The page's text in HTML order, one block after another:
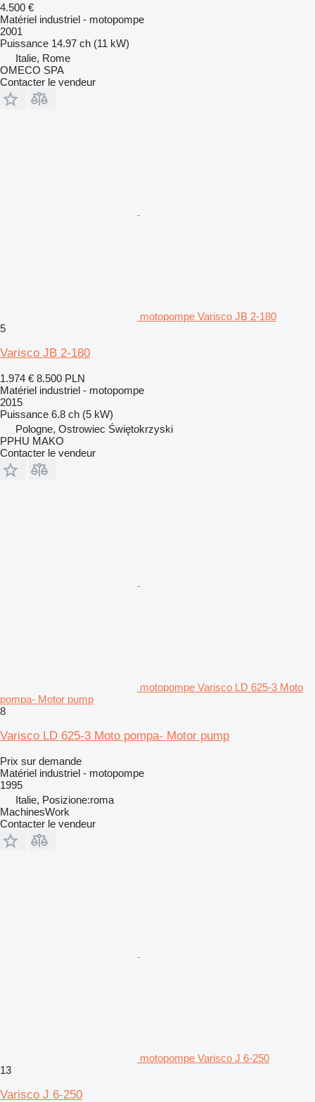
4.500 €
Matériel industriel - motopompe
2001
Puissance 14.97 ch (11 kW)
Italie, Rome
OMECO SPA
Contacter le vendeur
motopompe Varisco JB 2-180
5
Varisco JB 2-180
1.974 € 8.500 PLN
Matériel industriel - motopompe
2015
Puissance 6.8 ch (5 kW)
Pologne, Ostrowiec Świętokrzyski
PPHU MAKO
Contacter le vendeur
motopompe Varisco LD 625-3 Moto
pompa- Motor pump
8
Varisco LD 625-3 Moto pompa- Motor pump
Prix sur demande
Matériel industriel - motopompe
1995
Italie, Posizione:roma
MachinesWork
Contacter le vendeur
motopompe Varisco J 6-250
13
Varisco J 6-250